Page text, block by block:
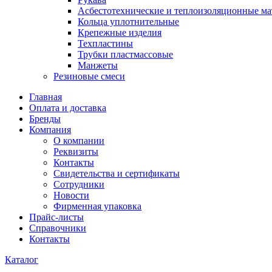
Асбестотехнические и теплоизоляционные
Кольца уплотнительные
Крепежные изделия
Техпластины
Трубки пластмассовые
Манжеты
Резиновые смеси
Главная
Оплата и доставка
Бренды
Компания
О компании
Реквизиты
Контакты
Свидетельства и сертификаты
Сотрудники
Новости
Фирменная упаковка
Прайс-листы
Справочники
Контакты
Каталог